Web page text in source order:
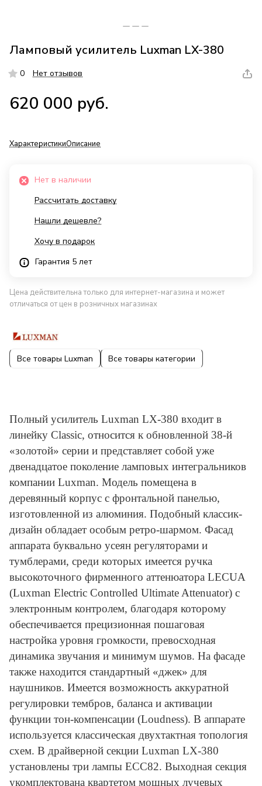
Ламповый усилитель Luxman LX-380
0 Нет отзывов
620 000 руб.
ХарактеристикиОписание
Нет в наличии
Рассчитать доставку
Нашли дешевле?
Хочу в подарок
Гарантия 5 лет
Цена действительна только для интернет-магазина и может
отличаться от цен в розничных магазинах
Все товары Luxman Все товары категории
Полный усилитель Luxman LX-380 входит в
линейку Classic, относится к обновленной 38-й
«золотой» серии и представляет собой уже
двенадцатое поколение ламповых интегральников
компании Luxman. Модель помещена в
деревянный корпус с фронтальной панелью,
изготовленной из алюминия. Подобный классик-
дизайн обладает особым ретро-шармом. Фасад
аппарата буквально усеян регуляторами и
тумблерами, среди которых имеется ручка
высокоточного фирменного аттенюатора LECUA
(Luxman Electric Controlled Ultimate Attenuator) с
электронным контролем, благодаря которому
обеспечивается прецизионная пошаговая
настройка уровня громкости, превосходная
динамика звучания и минимум шумов. На фасаде
также находится стандартный «джек» для
наушников. Имеется возможность аккуратной
регулировки тембров, баланса и активации
функции тон-компенсации (Loudness). В аппарате
используется классическая двухтактная топология
схем. В драйверной секции Luxman LX-380
установлены три лампы ECC82. Выходная секция
укомплектована квартетом мощных лучевых